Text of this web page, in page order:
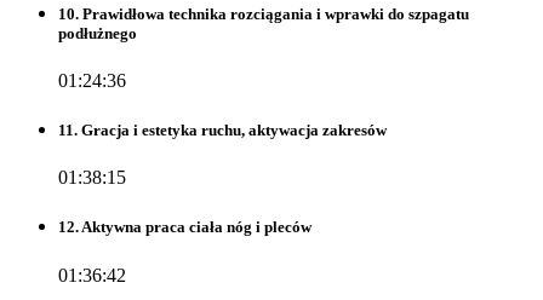
10. Prawidłowa technika rozciągania i wprawki do szpagatu
podłużnego
01:24:36
11. Gracja i estetyka ruchu, aktywacja zakresów
01:38:15
12. Aktywna praca ciała nóg i pleców
01:36:42